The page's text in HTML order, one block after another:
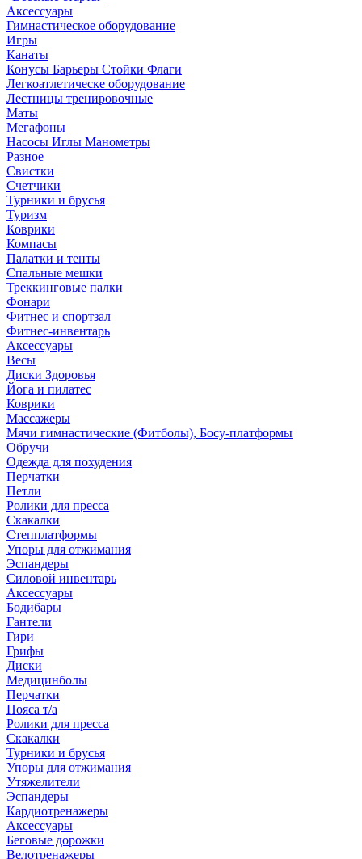
Аксессуары
Гимнастическое оборудование
Игры
Канаты
Конусы Барьеры Стойки Флаги
Легкоатлетическе оборудование
Лестницы тренировочные
Маты
Мегафоны
Насосы Иглы Манометры
Разное
Свистки
Счетчики
Турники и брусья
Туризм
Коврики
Компасы
Палатки и тенты
Спальные мешки
Треккинговые палки
Фонари
Фитнес и спортзал
Фитнес-инвентарь
Аксессуары
Весы
Диски Здоровья
Йога и пилатес
Коврики
Массажеры
Мячи гимнастические (Фитболы), Босу-платформы
Обручи
Одежда для похудения
Перчатки
Петли
Ролики для пресса
Скакалки
Степплатформы
Упоры для отжимания
Эспандеры
Силовой инвентарь
Аксессуары
Бодибары
Гантели
Гири
Грифы
Диски
Медицинболы
Перчатки
Пояса т/а
Ролики для пресса
Скакалки
Турники и брусья
Упоры для отжимания
Утяжелители
Эспандеры
Кардиотренажеры
Аксессуары
Беговые дорожки
Велотренажеры